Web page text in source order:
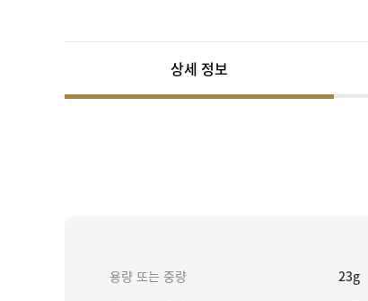
상세 정보
용량 또는 중량
23g